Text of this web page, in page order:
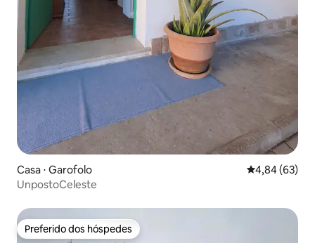
Casa ⋅ Garofolo 4,84 de uma
4,84 (63)
UnpostoCeleste
Preferido dos hóspedes
Preferido dos hóspedes